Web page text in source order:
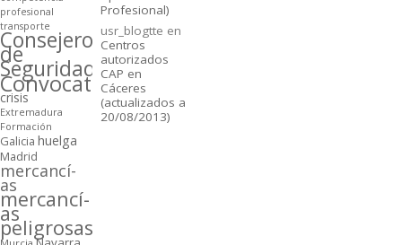
profesional
transporte
Consejeros
de
Seguridad
Convocatorias
crisis
Extremadura
Formación
Galicia huelga
Madrid
mercancí­
as
mercancí­
as
peligrosas
Profesional)
usr_blogtte en
Centros
autorizados
CAP en
Cáceres
(actualizados a
20/08/2013)